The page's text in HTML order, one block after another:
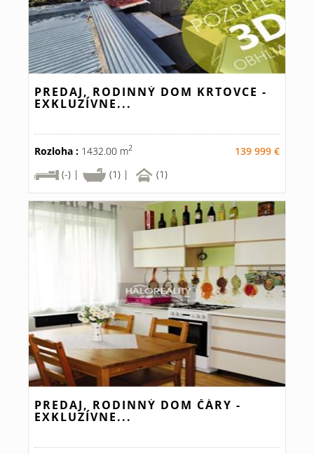
PREDAJ, RODINNÝ DOM KRTOVCE -
EXKLUZÍVNE...
Rozloha : 1432.00 m2
139 999 €
(-) |
(1) | (1)
PREDAJ, RODINNÝ DOM ČÁRY -
EXKLUZÍVNE...